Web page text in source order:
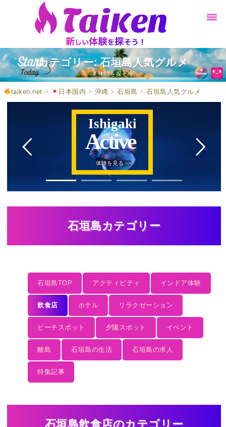
カテゴリー: 石垣島人気グルメ
# 体験を探そう
taiken.net > 日本国内 > 沖縄 >石垣島 >石垣島人気グルメ
体験を見る >>
Ishigaki
Active
石垣島カテゴリー
石垣島TOP アクティビティ インドア体験
飲食店 ホテル リラクゼーション
ビーチスポット 夕陽スポット イベント
離島 石垣島の生活 石垣島の求人
特集記事
石垣島飲食店のカテゴリー